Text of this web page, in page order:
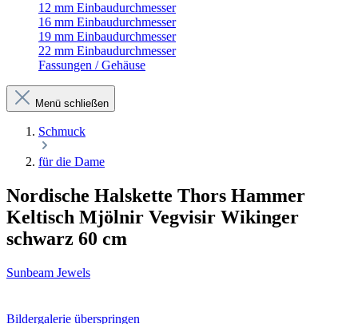
12 mm Einbaudurchmesser
16 mm Einbaudurchmesser
19 mm Einbaudurchmesser
22 mm Einbaudurchmesser
Fassungen / Gehäuse
Menü schließen
Schmuck
für die Dame
Nordische Halskette Thors Hammer
Keltisch Mjölnir Vegvisir Wikinger
schwarz 60 cm
Sunbeam Jewels
Bildergalerie überspringen